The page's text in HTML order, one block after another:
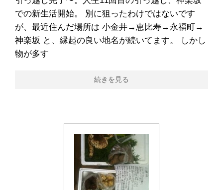
での新生活開始。 別に狙ったわけではないです
が、最近住んだ場所は 小金井→恵比寿→永福町→
神楽坂 と、縁起の良い地名が続いてます。 しかし
物が多す
続きを見る